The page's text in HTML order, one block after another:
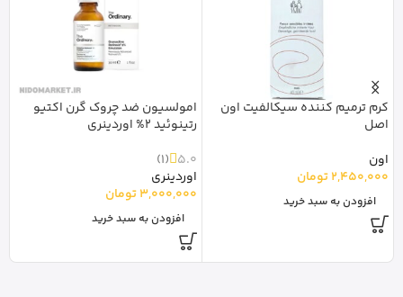
کرم ترمیم کننده سیکالفیت اون
اصل
اون
2,450,000تومان
افزودن به سبد خرید
امولسیون ضد چروک گرن اکتیو
رتینوئید 2% اوردینری
5.0
(1)
اوردینری
3,000,000تومان
افزودن به سبد خرید